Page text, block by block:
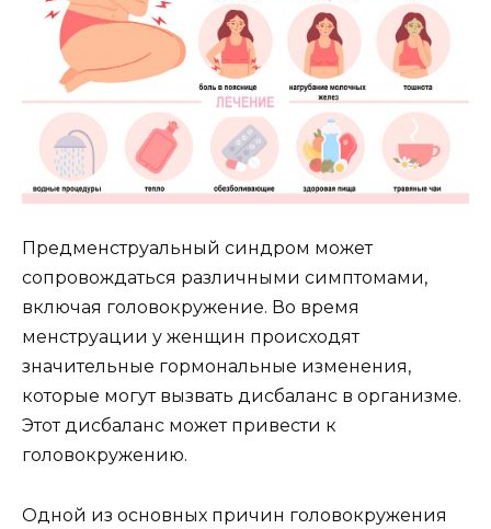
Предменструальный синдром может
сопровождаться различными симптомами,
включая головокружение. Во время
менструации у женщин происходят
значительные гормональные изменения,
которые могут вызвать дисбаланс в организме.
Этот дисбаланс может привести к
головокружению.
Одной из основных причин головокружения